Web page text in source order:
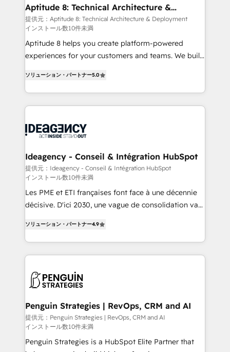
➤ L’intégration de CRM et de méthodologie RevOps
pour aligner les équipes marketing, commerciales et
support client (data migration, synchronisation API,
audit et maintenance) ➤ La création de sites internet
de conversion qui transforment les visiteurs en
stratégies d'acquisition marketing (SEO, SEA,
inbound, automatisation marketing, ABM, IA,
emailing) Informations clés : - 10 ans d'expérience -
experts conseil - 150 certifications HubSpot
Aptitude 8: Technical Architecture &
Deployment
提供元：Aptitude 8: Technical Architecture & Deployment
インストール数10件未満
Aptitude 8 helps you create platform-powered
experiences for your customers and teams. We build
across your entire tech stack. Aptitude 8 is trusted
by top brands such as Lenovo, Bluetooth,
International Sports Sciences Association, SXSW,
Randstad, Uber Freight, and HubSpot itself. We have
partner and expertise across operational strategy,
business-first process building, system integration,
custom development, and extensibility. When you
work with Aptitude 8, you get a team – not an
individual – with embedded consulting, strategy,
100% US-based, FTE team members. We offer
project-based and managed services engagements
that include new HubSpot implementations,
integration, extensibility, custom development, and
ongoing RevOps support.
ソリューション・パートナー5.0
Ideagency - Conseil & Intégration HubSpot
提供元：Ideagency - Conseil & Intégration HubSpot
インストール数10件未満
Les PME et ETI françaises font face à une décennie
décisive. D'ici 2030, une vague de consolidation va
entreprises qui auront réussi leur transformation. Le
problème ? 58% des dirigeants savent que l'IA est
vitale pour leur survie. Mais 57% n'ont aucune
données. C'est le paradoxe français : conscience
Augmentée. Ce n'est pas une entreprise qui utilise
l'IA. C'est une organisation qui a réussi la symbiose
entre l'expertise humaine et l'intelligence artificielle.
Pas pour remplacer l'humain, mais pour l'augmenter.
ソリューション・パートナー4.9
Penguin Strategies | RevOps, CRM and AI
提供元：Penguin Strategies | RevOps, CRM and AI
インストール数10件未満
Penguin Strategies is a HubSpot Elite Partner that